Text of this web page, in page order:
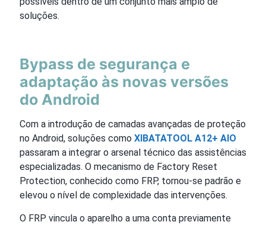
soluções.
Bypass de segurança e
adaptação às novas versões
do Android
Com a introdução de camadas avançadas de proteção
no Android, soluções como XIBATATOOL A12+ AIO
passaram a integrar o arsenal técnico das assistências
especializadas. O mecanismo de Factory Reset
Protection, conhecido como FRP, tornou-se padrão e
elevou o nível de complexidade das intervenções.
O FRP vincula o aparelho a uma conta previamente